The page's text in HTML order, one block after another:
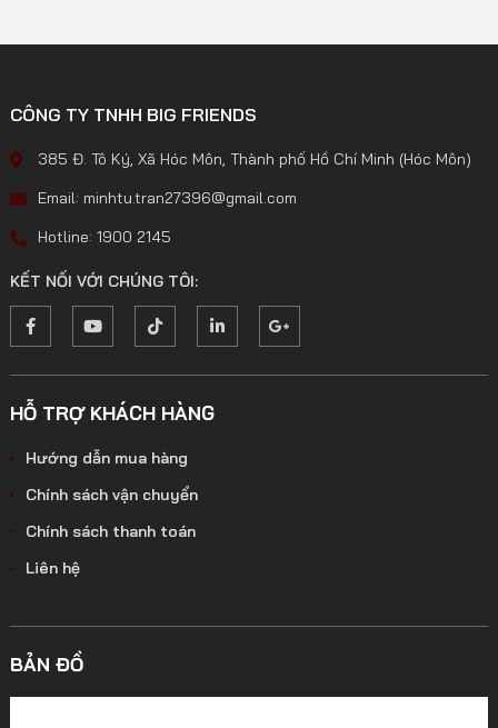
CÔNG TY TNHH BIG FRIENDS
385 Đ. Tô Ký, Xã Hóc Môn, Thành phố Hồ Chí Minh (Hóc Môn)
Email: minhtu.tran27396@gmail.com
Hotline: 1900 2145
KẾT NỐI VỚI CHÚNG TÔI:
HỖ TRỢ KHÁCH HÀNG
Hướng dẫn mua hàng
Chính sách vận chuyển
Chính sách thanh toán
Liên hệ
BẢN ĐỒ